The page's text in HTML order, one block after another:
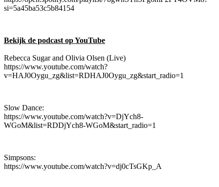
si=5a45ba53c5b84154
Bekijk de podcast op YouTube
Rebecca Sugar and Olivia Olsen (Live)
https://www.youtube.com/watch?
v=HAJ0Oygu_zg&list=RDHAJ0Oygu_zg&start_radio=1
Slow Dance:
https://www.youtube.com/watch?v=DjYch8-
WGoM&list=RDDjYch8-WGoM&start_radio=1
Simpsons:
https://www.youtube.com/watch?v=dj0cTsGKp_A